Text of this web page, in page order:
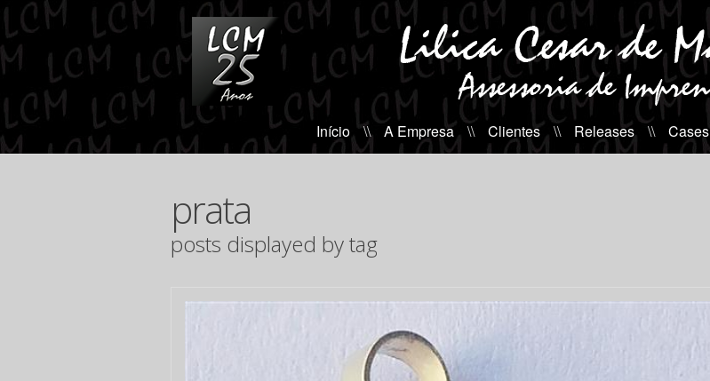
Início \\ A Empresa \\ Clientes \\ Releases \\ Cases
prata
posts displayed by tag